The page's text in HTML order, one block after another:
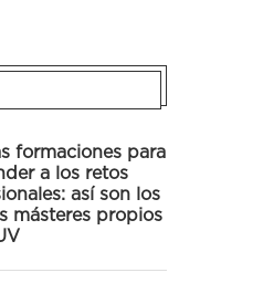
formaciones para
a los retos
así son los
másteres propios